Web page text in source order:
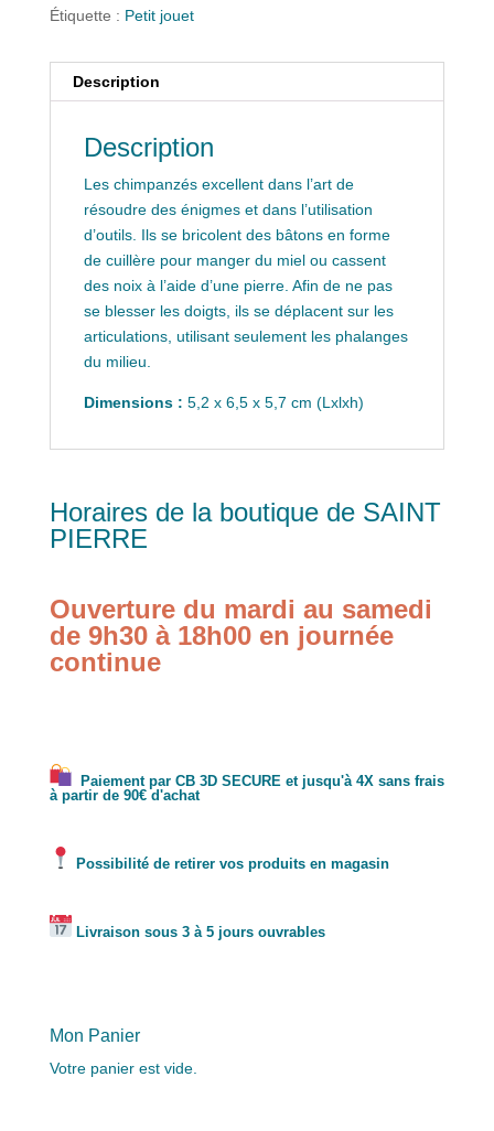
Étiquette : Petit jouet
Description
Description
Les chimpanzés excellent dans l’art de
résoudre des énigmes et dans l’utilisation
d’outils. Ils se bricolent des bâtons en forme
de cuillère pour manger du miel ou cassent
des noix à l’aide d’une pierre. Afin de ne pas
se blesser les doigts, ils se déplacent sur les
articulations, utilisant seulement les phalanges
du milieu.
Dimensions : 5,2 x 6,5 x 5,7 cm (Lxlxh)
Horaires de la boutique de SAINT
PIERRE
Ouverture du mardi au samedi
de 9h30 à 18h00 en journée
continue
Paiement par CB 3D SECURE et jusqu'à 4X sans frais
à partir de 90€ d'achat
Possibilité de retirer vos produits en magasin
Livraison sous 3 à 5 jours ouvrables
Mon Panier
Votre panier est vide.